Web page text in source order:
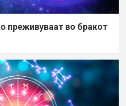
преживуваат во бракот